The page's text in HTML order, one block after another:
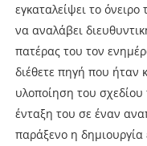
εγκαταλείψει το
να αναλάβει
πατέρας του τον
διέθετε πηγή που ήταν
υλοποίηση του
ένταξη του σε έναν
παράξενο η δημιουργία